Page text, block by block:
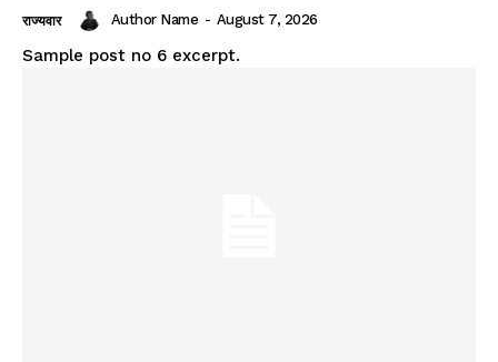
राज्यवार Author Name - August 7, 2026
Sample post no 6 excerpt.